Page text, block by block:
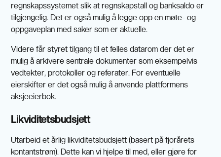
regnskapssystemet slik at regnskapstall og banksaldo er
tilgjengelig. Det er også mulig å legge opp en møte- og
oppgaveplan med saker som er aktuelle.
Videre får styret tilgang til et felles datarom der det er
mulig å arkivere sentrale dokumenter som eksempelvis
vedtekter, protokoller og referater. For eventuelle
eierskifter er det også mulig å anvende plattformens
aksjeeierbok.
Likviditetsbudsjett
Utarbeid et årlig likviditetsbudsjett (basert på fjorårets
kontantstrøm). Dette kan vi hjelpe til med, eller gjøre for